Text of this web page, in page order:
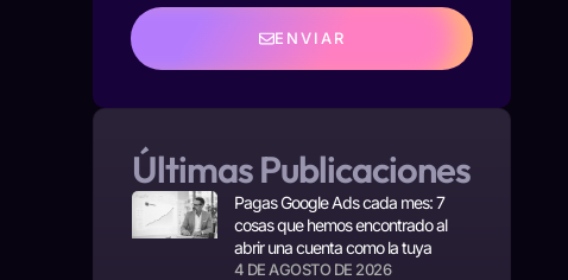
ENVIAR
Últimas Publicaciones
Pagas Google Ads cada mes: 7
cosas que hemos encontrado al
abrir una cuenta como la tuya
4 DE AGOSTO DE 2026